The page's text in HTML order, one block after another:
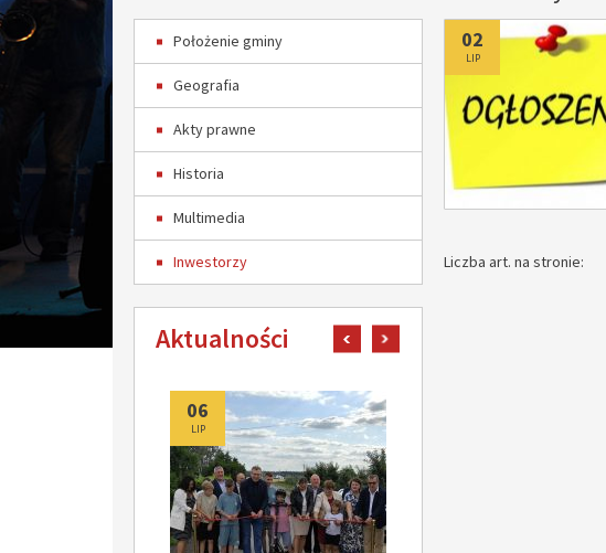
Położenie gminy
Geografia
Akty prawne
Historia
Multimedia
Inwestorzy
Aktualności pokaż poprzedni artykuł
06
LIP
Dodano
02
LIP
Liczba art. na stronie